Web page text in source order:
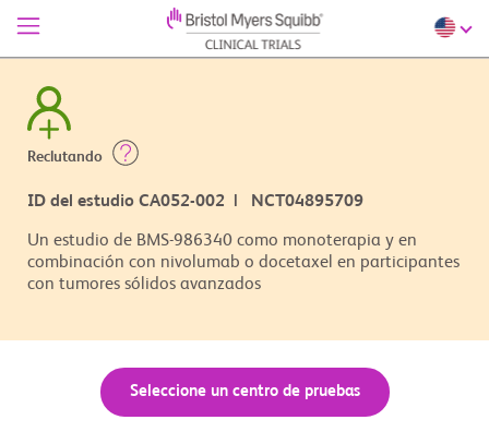
Reclutando
ID del estudio CA052-002 | NCT04895709
Un estudio de BMS-986340 como monoterapia y en
combinación con nivolumab o docetaxel en participantes
con tumores sólidos avanzados
Seleccione un centro de pruebas